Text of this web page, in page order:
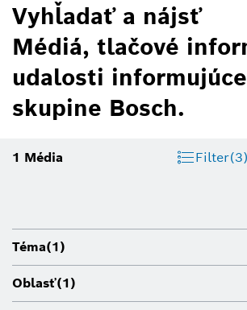
Vyhľadať a nájsť
Médiá, tlačové
udalosti
skupine Bosch.
1 Média Filter(3)
Téma(1)
Oblasť(1)